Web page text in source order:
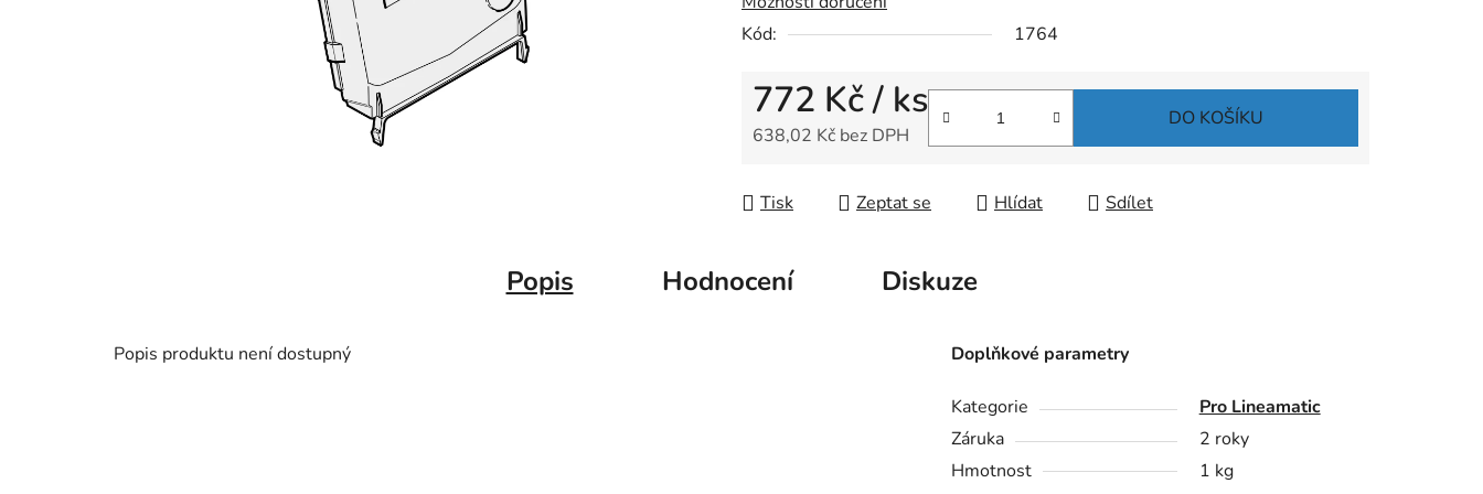
0,0
z
hvězdiček.
Kód:
1764
772 Kč/ ks
638,02 Kč bez DPH
DO KOŠÍKU
Tisk Zeptat se Hlídat Sdílet
Popis Hodnocení Diskuze
Popis produktu není dostupný Doplňkové parametry
Kategorie
Pro Lineamatic
Záruka
2 roky
Hmotnost
1 kg